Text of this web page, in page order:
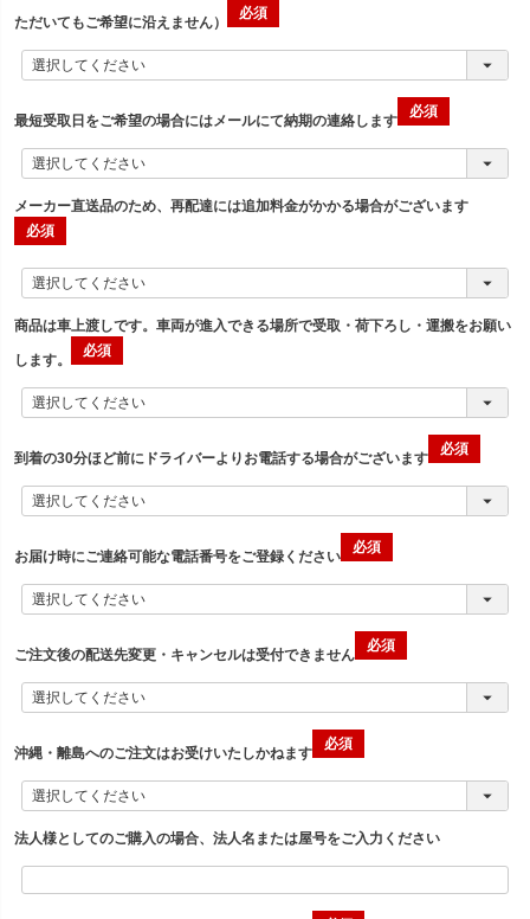
ただいてもご希望に沿えません）
最短受取日をご希望の場合にはメールにて納期の連絡します
メーカー直送品のため、再配達には追加料金がかかる場合がございます
商品は車上渡しです。車両が進入できる場所で受取・荷下ろし・運搬をお願い
します。
到着の30分ほど前にドライバーよりお電話する場合がございます
お届け時にご連絡可能な電話番号をご登録ください
ご注文後の配送先変更・キャンセルは受付できません
沖縄・離島へのご注文はお受けいたしかねます
法人様としてのご購入の場合、法人名または屋号をご入力ください